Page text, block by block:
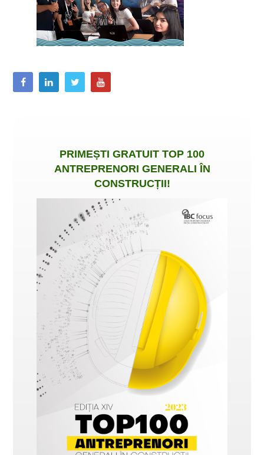
PRIMEȘTI GRATUIT TOP 100
ANTREPRENORI GENERALI ÎN
CONSTRUCȚII!